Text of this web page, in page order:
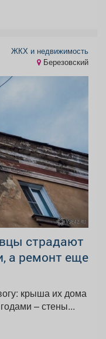
ЖКХ и недвижимость
Березовский
страдают
а ремонт еще
крыша их дома
– стены...